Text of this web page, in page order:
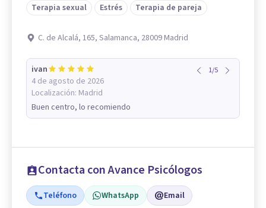
Terapia sexual
Estrés Terapia de pareja
C. de Alcalá, 165, Salamanca, 28009 Madrid
ivan
4 de agosto de 2026
Localización: Madrid
1/5
Buen centro, lo recomiendo
Contacta con Avance Psicólogos
Teléfono WhatsApp Email